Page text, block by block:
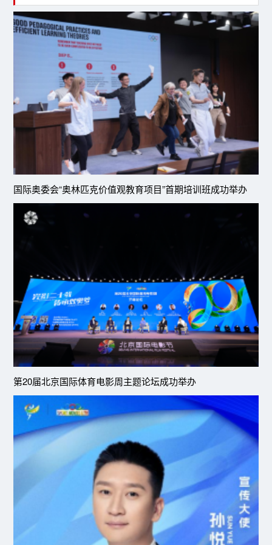
国际奥委会“奥林匹克价值观教育项目”首期培训班成功举办
第20届北京国际体育电影周主题论坛成功举办